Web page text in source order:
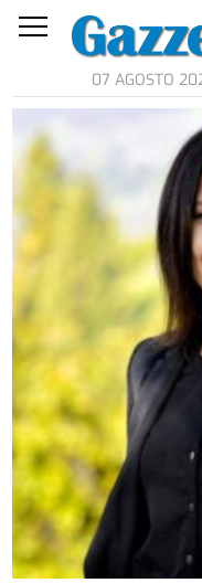
07 AGOSTO